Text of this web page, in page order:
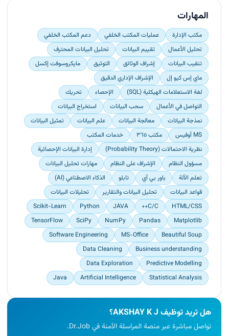
managing administration permissions.المهارات
مكتب الإدارة عمليات المكتب الخلفي
دعم المكتب الخلفي
تحليل الأعمال
تقييم البيانات
تحليل البيانات المحترف
تنقيب البيانات
إشراف الوثائق التوثيق
مايكروسوفت إكسل
ماي إس كيو إل
الإشراف الإداري الدقيق
لغة الاستعلامات الهيكلية (SQL)
الإحصاء
تحريك
التواصل في الأعمال
سحب البيانات
استخراج البيانات
نمذجة البيانات
معالجة البيانات علم البيانات
تمثيل البيانات
MS أوفيس
مكتب ٣٦٥
خدمات المكتب
نظرية الاحتمالات (Probability Theory)
إدارة البيانات الإحصائية
مسؤول النظام
الإشراف على النظام
مهارات تحليل البيانات
تعلم الآلة
باور بي آي تابلو
الذكاء الاصطناعي (AI)
قواعد البيانات
تحليل البيانات والتقارير
تحليلات البيانات
HTML/CSS
C/C++
JAVA
Python
Scikit-Learn
Matplotlib
Pandas
NumPy
SciPy
TensorFlow
Beautiful Soup
MS-Office
Software Engineering
Business understanding
Data Cleaning
Predictive Modelling
Data Exploration
Statistical Analysis
Artificial Intelligence
Java
هل تريد توظيف AKSHAY K J؟
تواصل مباشرة عبر منصة المراسلة الآمنة في Dr.Job.